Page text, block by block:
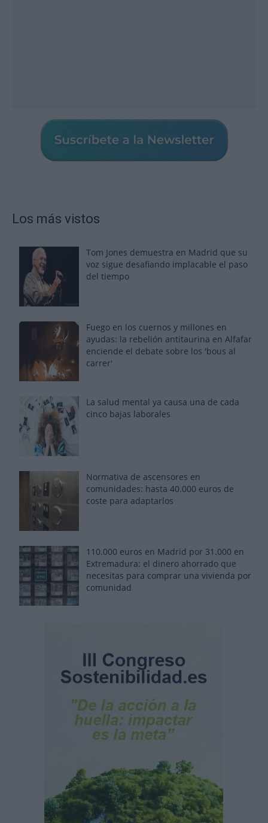
Los más vistos
Tom Jones demuestra en Madrid que su
voz sigue desafiando implacable el paso
del tiempo
Fuego en los cuernos y millones en
ayudas: la rebelión antitaurina en Alfafar
enciende el debate sobre los 'bous al
carrer'
La salud mental ya causa una de cada
cinco bajas laborales
Normativa de ascensores en
comunidades: hasta 40.000 euros de
coste para adaptarlos
110.000 euros en Madrid por 31.000 en
Extremadura: el dinero ahorrado que
necesitas para comprar una vivienda por
comunidad